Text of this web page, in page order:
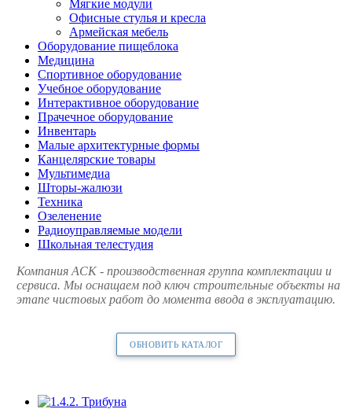
Мягкие модули
Офисные стулья и кресла
Армейская мебель
Оборудование пищеблока
Медицина
Спортивное оборудование
Учебное оборудование
Интерактивное оборудование
Прачечное оборудование
Инвентарь
Малые архитектурные формы
Канцелярские товары
Мультимедиа
Шторы-жалюзи
Техника
Озеленение
Радиоуправляемые модели
Школьная телестудия
Компания АСК - производственная группа комплектации и
сервиса. Мы оснащаем под ключ строительные объекты на
этапе чистовых работ до момента ввода в эксплуатацию.
ОБНОВИТЬ КАТАЛОГ